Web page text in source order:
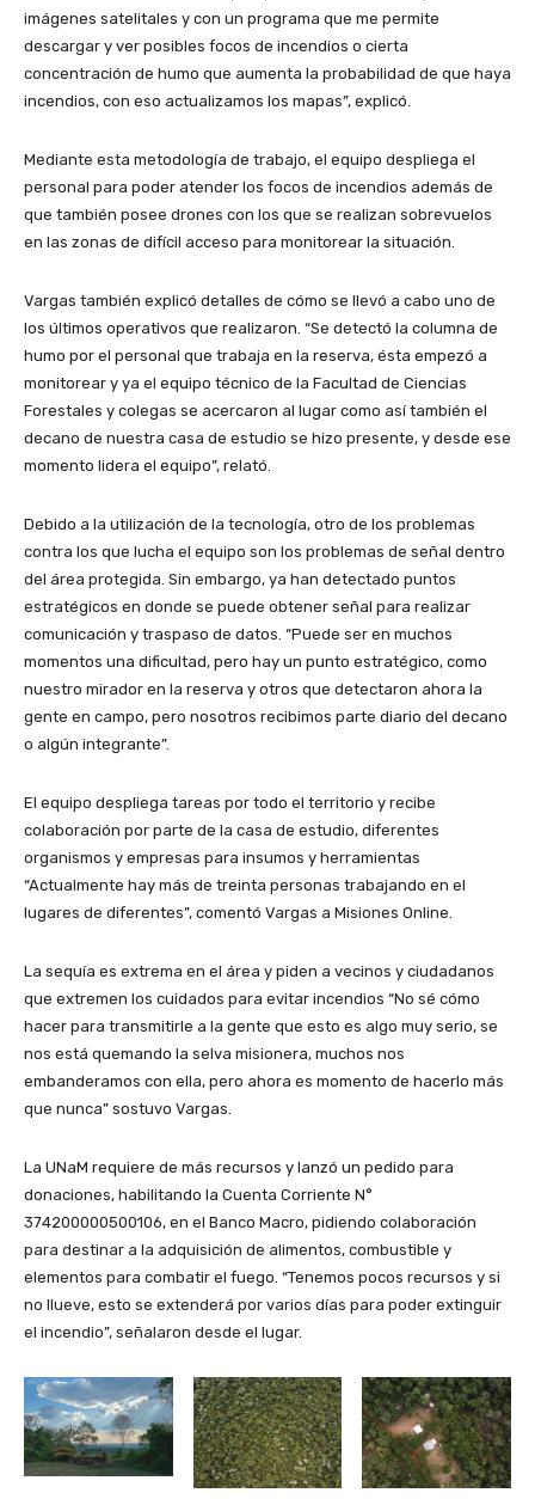
imágenes satelitales y con un programa que me permite
descargar y ver posibles focos de incendios o cierta
concentración de humo que aumenta la probabilidad de que haya
incendios, con eso actualizamos los mapas”, explicó.
Mediante esta metodología de trabajo, el equipo despliega el
personal para poder atender los focos de incendios además de
que también posee drones con los que se realizan sobrevuelos
en las zonas de difícil acceso para monitorear la situación.
Vargas también explicó detalles de cómo se llevó a cabo uno de
los últimos operativos que realizaron. “Se detectó la columna de
humo por el personal que trabaja en la reserva, ésta empezó a
monitorear y ya el equipo técnico de la Facultad de Ciencias
Forestales y colegas se acercaron al lugar como así también el
decano de nuestra casa de estudio se hizo presente, y desde ese
momento lidera el equipo”, relató.
Debido a la utilización de la tecnología, otro de los problemas
contra los que lucha el equipo son los problemas de señal dentro
del área protegida. Sin embargo, ya han detectado puntos
estratégicos en donde se puede obtener señal para realizar
comunicación y traspaso de datos. “Puede ser en muchos
momentos una dificultad, pero hay un punto estratégico, como
nuestro mirador en la reserva y otros que detectaron ahora la
gente en campo, pero nosotros recibimos parte diario del decano
o algún integrante”.
El equipo despliega tareas por todo el territorio y recibe
colaboración por parte de la casa de estudio, diferentes
organismos y empresas para insumos y herramientas
“Actualmente hay más de treinta personas trabajando en el
lugares de diferentes”, comentó Vargas a Misiones Online.
La sequía es extrema en el área y piden a vecinos y ciudadanos
que extremen los cuidados para evitar incendios “No sé cómo
hacer para transmitirle a la gente que esto es algo muy serio, se
nos está quemando la selva misionera, muchos nos
embanderamos con ella, pero ahora es momento de hacerlo más
que nunca” sostuvo Vargas.
La UNaM requiere de más recursos y lanzó un pedido para
donaciones, habilitando la Cuenta Corriente N°
374200000500106, en el Banco Macro, pidiendo colaboración
para destinar a la adquisición de alimentos, combustible y
elementos para combatir el fuego. “Tenemos pocos recursos y si
no llueve, esto se extenderá por varios días para poder extinguir
el incendio”, señalaron desde el lugar.